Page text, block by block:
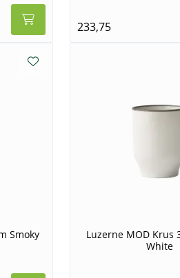
233,75
Smoky
Luzerne MOD Krus
White